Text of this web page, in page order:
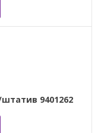
9401262